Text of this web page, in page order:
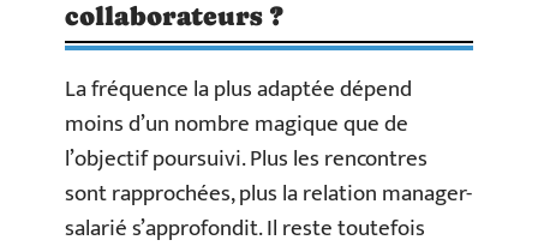
collaborateurs ?
La fréquence la plus adaptée dépend
moins d’un nombre magique que de
l’objectif poursuivi. Plus les rencontres
sont rapprochées, plus la relation manager-
salarié s’approfondit. Il reste toutefois